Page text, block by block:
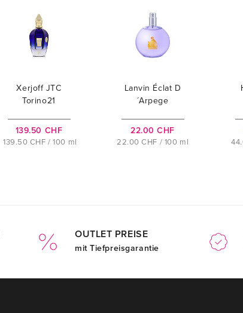
Xerjoff JTC
Torino21
139.50 CHF
139.50 CHF / 100 ml
Lanvin Éclat D
´Arpege
22.00 CHF
22.00 CHF / 100 ml
OUTLET PREISE
mit Tiefpreisgarantie